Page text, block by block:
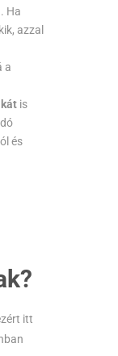
. Ha
azzal
a
is
és
itt